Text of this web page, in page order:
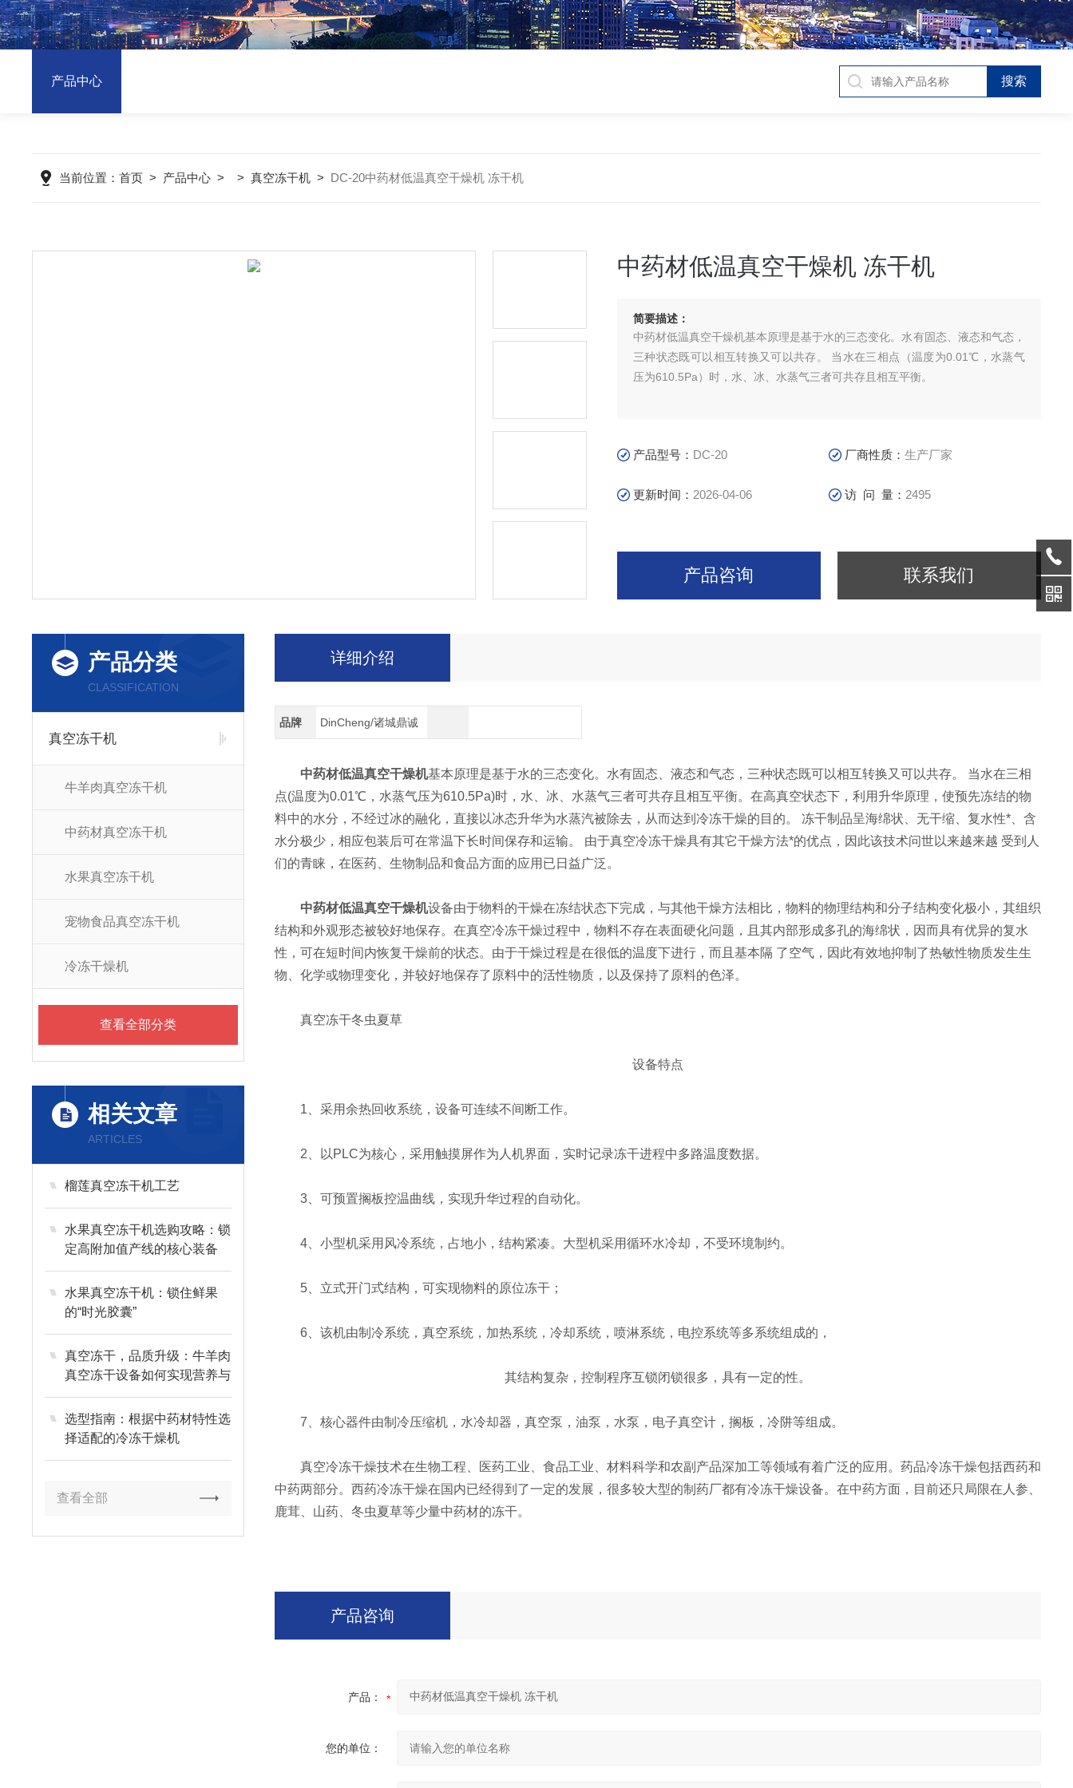
产品中心
当前位置：首页 > 产品中心 > >真空冻干机 > DC-20中药材低温真空干燥机 冻干机
中药材低温真空干燥机 冻干机
简要描述：
中药材低温真空干燥机基本原理是基于水的三态变化。水有固态、液态和气态，
三种状态既可以相互转换又可以共存。 当水在三相点（温度为0.01℃，水蒸气
压为610.5Pa）时，水、冰、水蒸气三者可共存且相互平衡。
产品型号： DC-20 厂商性质：生产厂家
更新时间： 2026-04-06 访 问 量： 2495
产品咨询 联系我们
产品分类
CLASSIFICATION
真空冻干机
牛羊肉真空冻干机
中药材真空冻干机
水果真空冻干机
宠物食品真空冻干机
冷冻干燥机
查看全部分类
相关文章
ARTICLES
榴莲真空冻干机工艺
水果真空冻干机选购攻略：锁
定高附加值产线的核心装备
水果真空冻干机：锁住鲜果
的“时光胶囊”
真空冻干，品质升级：牛羊肉
真空冻干设备如何实现营养与
风味的长效留存？
选型指南：根据中药材特性选
择适配的冷冻干燥机
查看全部
详细介绍
品牌 DinCheng/诸城鼎诚
中药材低温真空干燥机基本原理是基于水的三态变化。水有固态、液态和气态，三种状态既可以相互转换又可以共存。 当水在三相
点(温度为0.01℃，水蒸气压为610.5Pa)时，水、冰、水蒸气三者可共存且相互平衡。在高真空状态下，利用升华原理，使预先冻结的物
料中的水分，不经过冰的融化，直接以冰态升华为水蒸汽被除去，从而达到冷冻干燥的目的。 冻干制品呈海绵状、无干缩、复水性*、含
水分极少，相应包装后可在常温下长时间保存和运输。 由于真空冷冻干燥具有其它干燥方法*的优点，因此该技术问世以来越来越 受到人
们的青睐，在医药、生物制品和食品方面的应用已日益广泛。
中药材低温真空干燥机设备由于物料的干燥在冻结状态下完成，与其他干燥方法相比，物料的物理结构和分子结构变化极小，其组织
结构和外观形态被较好地保存。在真空冷冻干燥过程中，物料不存在表面硬化问题，且其内部形成多孔的海绵状，因而具有优异的复水
性，可在短时间内恢复干燥前的状态。由于干燥过程是在很低的温度下进行，而且基本隔 了空气，因此有效地抑制了热敏性物质发生生
物、化学或物理变化，并较好地保存了原料中的活性物质，以及保持了原料的色泽。
真空冻干冬虫夏草
设备特点
1、采用余热回收系统，设备可连续不间断工作。
2、以PLC为核心，采用触摸屏作为人机界面，实时记录冻干进程中多路温度数据。
3、可预置搁板控温曲线，实现升华过程的自动化。
4、小型机采用风冷系统，占地小，结构紧凑。大型机采用循环水冷却，不受环境制约。
5、立式开门式结构，可实现物料的原位冻干；
6、该机由制冷系统，真空系统，加热系统，冷却系统，喷淋系统，电控系统等多系统组成的，
其结构复杂，控制程序互锁闭锁很多，具有一定的性。
7、核心器件由制冷压缩机，水冷却器，真空泵，油泵，水泵，电子真空计，搁板，冷阱等组成。
真空冷冻干燥技术在生物工程、医药工业、食品工业、材料科学和农副产品深加工等领域有着广泛的应用。药品冷冻干燥包括西药和
中药两部分。西药冷冻干燥在国内已经得到了一定的发展，很多较大型的制药厂都有冷冻干燥设备。在中药方面，目前还只局限在人参、
鹿茸、山药、冬虫夏草等少量中药材的冻干。
产品咨询
产品：
您的单位：